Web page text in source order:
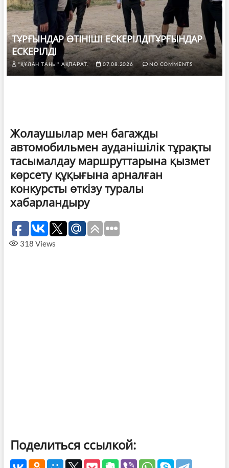
ТҰРҒЫНДАР ӨТІНІШІ ЕСКЕРІЛДІТҰРҒЫНДАР
ЕСКЕРІЛДІ
"ҚҰЛАН ТАҢЫ" АҚПАРАТ. 07.08.2026 NO COMMENTS
Жолаушылар мен багажды
автомобильмен ауданішілік тұрақты
тасымалдау маршруттарына қызмет
көрсету құқығына арналған
конкурсты өткiзу туралы
хабарландыру
318 Views
Поделиться ссылкой: